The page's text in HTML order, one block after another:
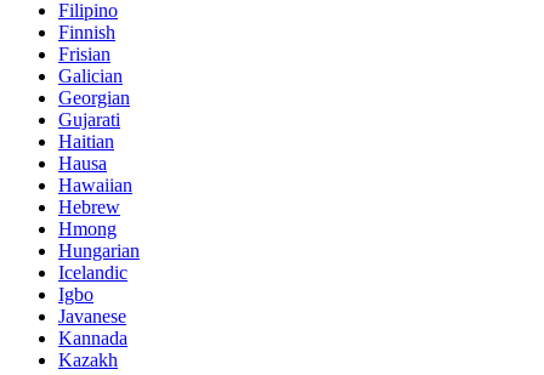
Filipino
Finnish
Frisian
Galician
Georgian
Gujarati
Haitian
Hausa
Hawaiian
Hebrew
Hmong
Hungarian
Icelandic
Igbo
Javanese
Kannada
Kazakh